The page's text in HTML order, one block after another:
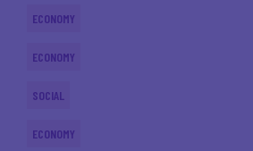
ECONOMY
ECONOMY
SOCIAL
ECONOMY